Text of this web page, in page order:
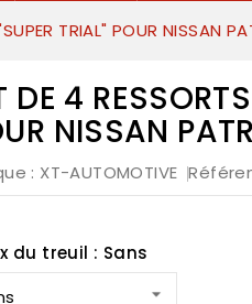
TRIAL" POUR NISSAN
DE 4
NISSAN
: XT-AUTOMOTIVE
du treuil : Sans